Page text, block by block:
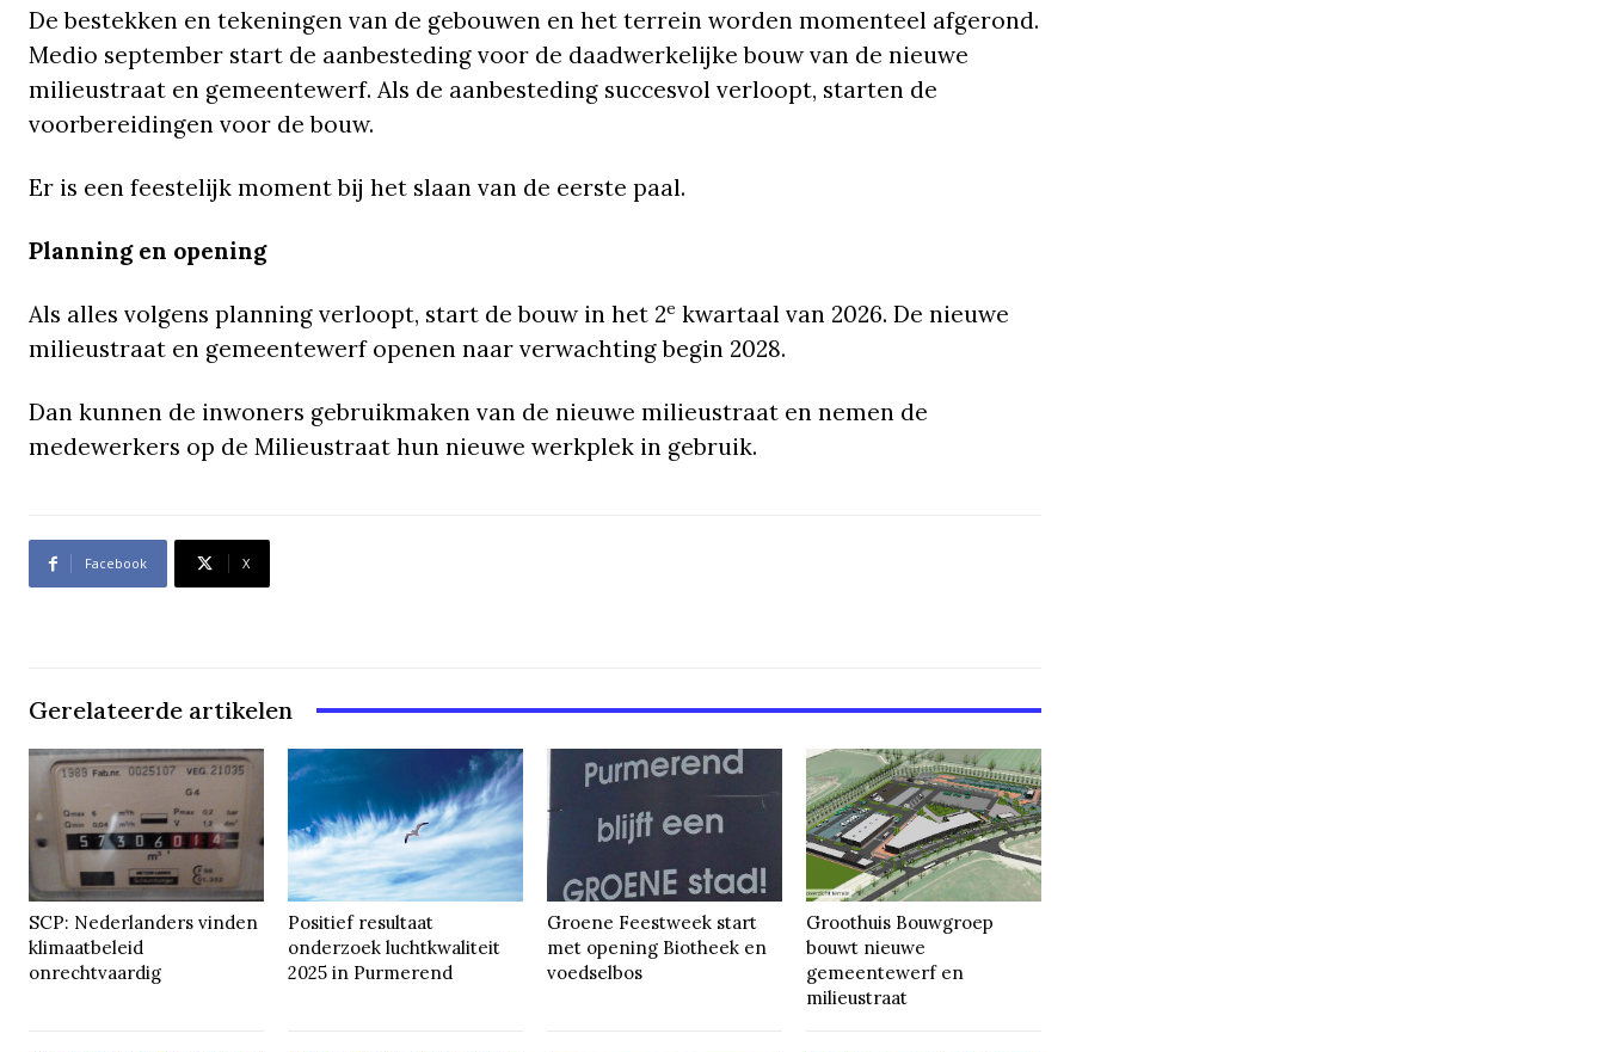
De bestekken en tekeningen van de gebouwen en het terrein worden momenteel afgerond.
Medio september start de aanbesteding voor de daadwerkelijke bouw van de nieuwe
milieustraat en gemeentewerf. Als de aanbesteding succesvol verloopt, starten de
voorbereidingen voor de bouw.
Er is een feestelijk moment bij het slaan van de eerste paal.
Planning en opening
Als alles volgens planning verloopt, start de bouw in het 2e kwartaal van 2026. De nieuwe
milieustraat en gemeentewerf openen naar verwachting begin 2028.
Dan kunnen de inwoners gebruikmaken van de nieuwe milieustraat en nemen de
medewerkers op de Milieustraat hun nieuwe werkplek in gebruik.
Facebook X
Gerelateerde artikelen
SCP: Nederlanders vinden
klimaatbeleid
onrechtvaardig
Positief resultaat
onderzoek luchtkwaliteit
2025 in Purmerend
Groene Feestweek start
met opening Biotheek en
voedselbos
Groothuis Bouwgroep
bouwt nieuwe
gemeentewerf en
milieustraat